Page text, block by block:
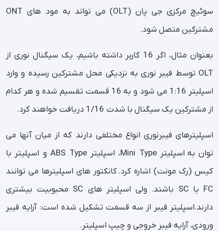
سوئیچ مرکزی جی پان (OLT) می تواند به مود های ONT
مشترکین متصل شود.
بعنوان مثال، اگر 16 کاربر داشته باشیم، یک سیگنال نوری از
OLT توسط فیبر نوری به نزدیکی محل مشترکین رسیده و وارد
اسپلیتر 1:16 می شود و به 16 قسمت تقسیم شده و هر کدام
از مشترکین یک سیگنال با شدت 1/16 دریافت خواهند کرد.
اسپلیترهای فیبرنوری انواع مختلفی دارند که از میان آنها می
توان به اسپلیتر Mini Type، اسپلیتر ABS Type و اسپلیتر با
کیس (رک مونت) اشاره کرد. کانکتور های اسپلیترها می توانند
FC یا SC باشند. ولی اسپلیتر های SC محبوبیت بیشتری
دارند.اسپلیتر فیبر از سه قسمت تشکیل شده است: آرایه فیبر
ورودی، آرایه فیبر خروجی و چیپ اسپلیتر.